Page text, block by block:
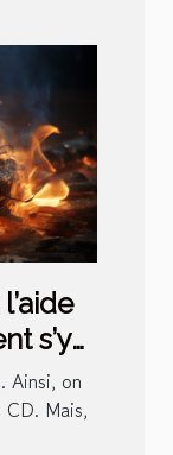
s’y
Ainsi, on
CD. Mais,